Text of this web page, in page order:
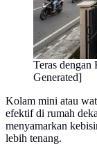
Teras
Generated]
Kolam mini atau
efektif di rumah
menyamarkan
lebih tenang.